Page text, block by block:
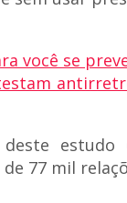
você se
deste
77 mil